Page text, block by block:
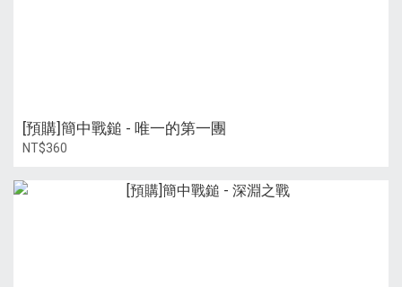
[預購]簡中戰鎚 - 唯一的第一團
NT$360